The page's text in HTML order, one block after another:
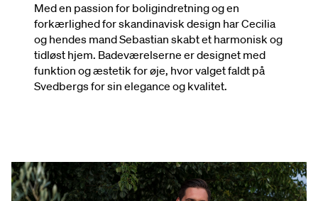
Med en passion for boligindretning og en
forkærlighed for skandinavisk design har Cecilia
og hendes mand Sebastian skabt et harmonisk og
tidløst hjem. Badeværelserne er designet med
funktion og æstetik for øje, hvor valget faldt på
Svedbergs for sin elegance og kvalitet.